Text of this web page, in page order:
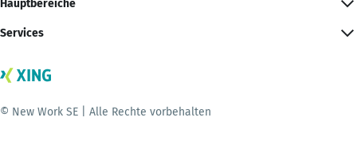
Hauptbereiche
Services
© New Work SE | Alle Rechte vorbehalten